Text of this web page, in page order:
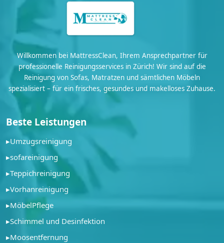
Willkommen bei MattressClean, Ihrem Ansprechpartner für
professionelle Reinigungsservices in Zürich! Wir sind auf die
Reinigung von Sofas, Matratzen und sämtlichen Möbeln
spezialisiert – für ein frisches, gesundes und makelloses Zuhause.
Beste Leistungen
▸Umzugsreinigung
▸sofareinigung
▸Teppichreinigung
▸Vorhanreinigung
▸MöbelPflege
▸Schimmel und Desinfektion
▸Moosentfernung